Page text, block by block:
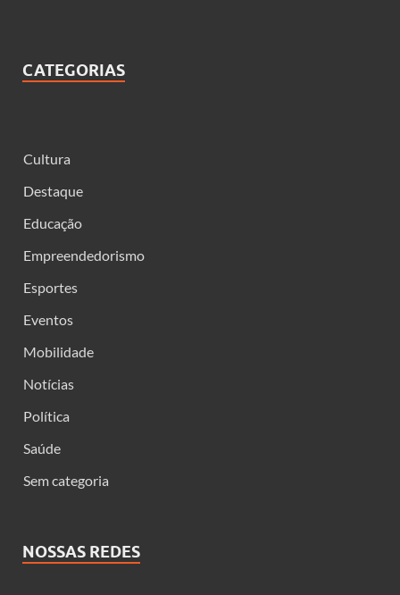
CATEGORIAS
Cultura
Destaque
Educação
Empreendedorismo
Esportes
Eventos
Mobilidade
Notícias
Política
Saúde
Sem categoria
NOSSAS REDES